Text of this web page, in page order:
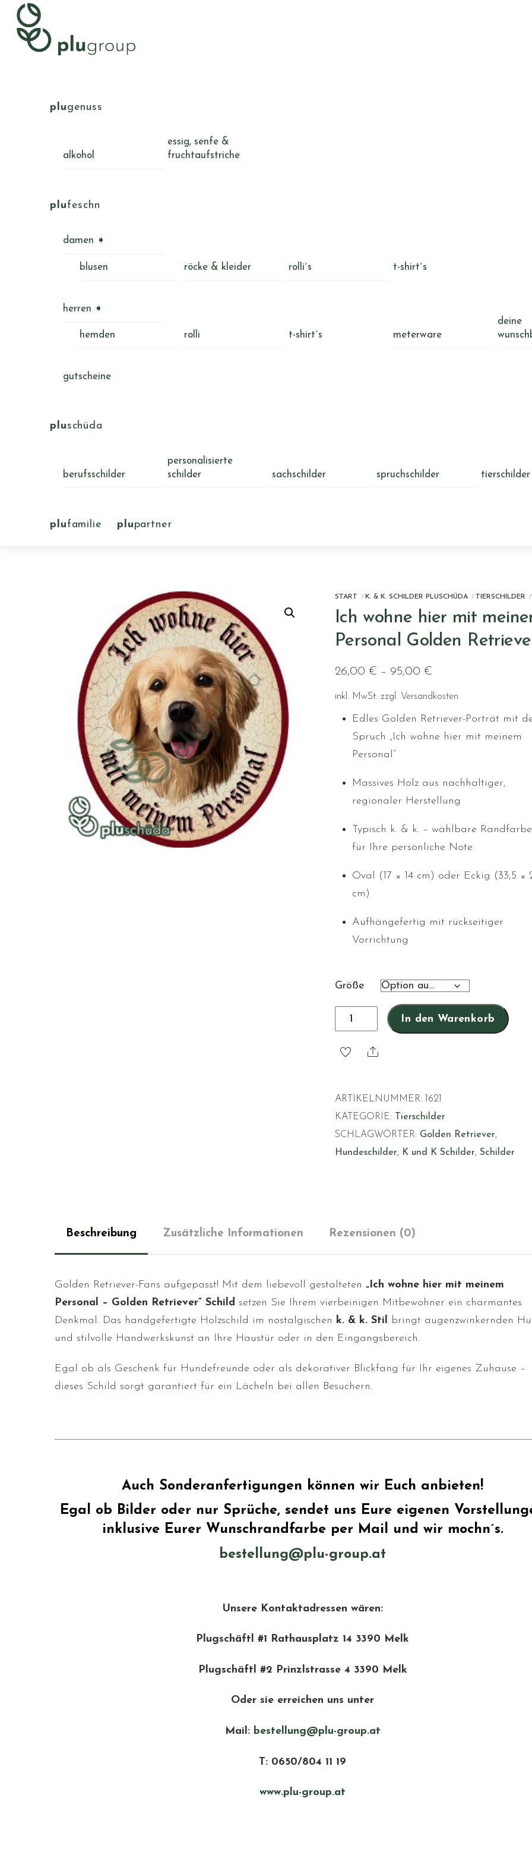
Skip
content
Menu
plugenuss
alkohol
essig, senfe &
fruchtaufstriche
plufeschn
damen ➧
blusen röcke & kleider rolli´s t-shirt´s
herren ➧
hemden rolli t-shirt´s meterware
deine
gutscheine
pluschüda
berufsschilder
personalisierte
schilder
sachschilder spruchschilder tierschilder
plufamilie plupartner
START K. & K. SCHILDER PLUSCHÜDA TIERSCHILDER
Ich wohne hier mit
Personal Golden
26,00 € – 95,00 €
inkl. MwSt. zzgl. Versandkosten
Edles Golden Retriever-Porträt mit
Spruch „Ich wohne hier mit meinem
Personal“
Massives Holz aus nachhaltiger,
regionaler Herstellung
Typisch k. & k. – wählbare
für Ihre persönliche Note
Oval (17 × 14 cm) oder Eckig (33,5 ×
cm)
Aufhängefertig mit rückseitiger
Vorrichtung
Größe
wohne
hier
Personal
Golden
Retriever
1
In den Warenkorb
Share
ARTIKELNUMMER:
1621
KATEGORIE:
Tierschilder
SCHLAGWÖRTER: Golden Retriever,
Hundeschilder, K und K Schilder, Schilder
Beschreibung Zusätzliche Informationen Rezensionen (0)
Golden Retriever-Fans aufgepasst! Mit dem liebevoll gestalteten „Ich wohne hier mit meinem
Personal – Golden Retriever“ Schild setzen Sie Ihrem vierbeinigen Mitbewohner ein charmantes
Denkmal. Das handgefertigte Holzschild im nostalgischen k. & k. Stil
bringt augenzwinkernden
und stilvolle Handwerkskunst an Ihre Haustür oder in den Eingangsbereich.
Egal ob als Geschenk für Hundefreunde oder als dekorativer Blickfang für Ihr eigenes Zuhause –
dieses Schild sorgt garantiert für ein Lächeln bei allen Besuchern.
Auch Sonderanfertigungen können wir Euch anbieten!
Egal ob Bilder oder nur Sprüche, sendet uns Eure eigenen
inklusive Eurer Wunschrandfarbe per Mail und wir mochn´s.
bestellung@plu-group.at
Unsere Kontaktadressen wären:
Plugschäftl #1 Rathausplatz 14 3390 Melk
Plugschäftl #2 Prinzlstrasse 4 3390 Melk
Oder sie erreichen uns unter
Mail: bestellung@plu-group.at
T: 0650/804 11 19
www.plu-group.at